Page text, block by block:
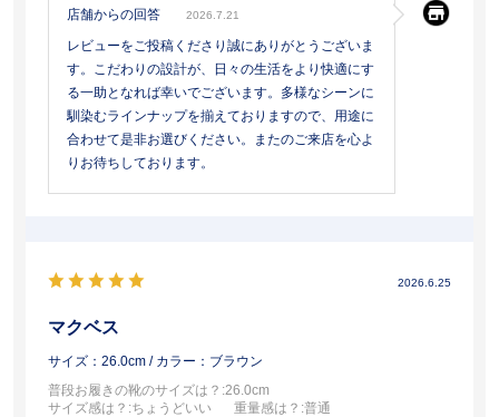
店舗からの回答 2026.7.21
レビューをご投稿くださり誠にありがとうございま
す。こだわりの設計が、日々の生活をより快適にす
る一助となれば幸いでございます。多様なシーンに
馴染むラインナップを揃えておりますので、用途に
合わせて是非お選びください。またのご来店を心よ
りお待ちしております。
2026.6.25
マクベス
サイズ：26.0cm / カラー：ブラウン
普段お履きの靴のサイズは？ :26.0cm
サイズ感は？ :ちょうどいい 重量感は？ :普通